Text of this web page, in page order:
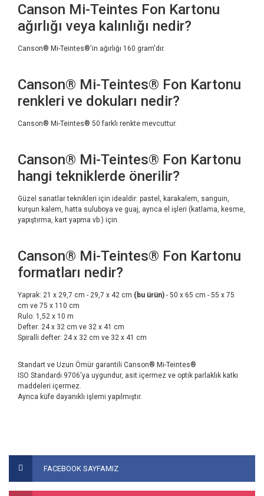
Canson Mi-Teintes Fon Kartonu
ağırlığı veya kalınlığı nedir?
Canson® Mi-Teintes®'in ağırlığı 160 gram'dır.
Canson® Mi-Teintes® Fon Kartonu
renkleri ve dokuları nedir?
Canson® Mi-Teintes® 50 farklı renkte mevcuttur.
Canson® Mi-Teintes® Fon Kartonu
hangi tekniklerde önerilir?
Güzel sanatlar teknikleri için idealdir: pastel, karakalem, sanguin,
kurşun kalem, hatta suluboya ve guaj, ayrıca el işleri (katlama, kesme,
yapıştırma, kart yapma vb.) için.
Canson® Mi-Teintes® Fon Kartonu
formatları nedir?
Yaprak: 21 x 29,7 cm - 29,7 x 42 cm (bu ürün) - 50 x 65 cm - 55 x 75
cm ve 75 x 110 cm
Rulo: 1,52 x 10 m
Defter: 24 x 32 cm ve 32 x 41 cm
Spiralli defter: 24 x 32 cm ve 32 x 41 cm
Standart ve Uzun Ömür garantili Canson® Mi-Teintes®
ISO Standardı 9706'ya uygundur, asit içermez ve optik parlaklık katkı
maddeleri içermez.
Ayrıca küfe dayanıklı işlemi yapılmıştır.
Bu ürüne ilk yorumu siz yapın!
kullanarak tarafımıza iletebilirsiniz.
Görüş ve önerileriniz için teşekkür ederiz.
FACEBOOK SAYFAMIZ